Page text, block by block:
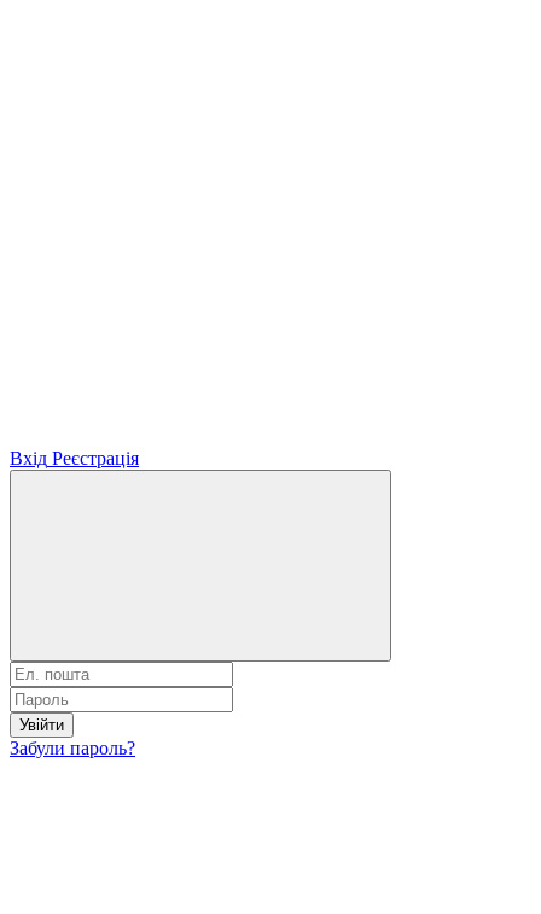
Вхід Реєстрація
Увійти
Забули пароль?